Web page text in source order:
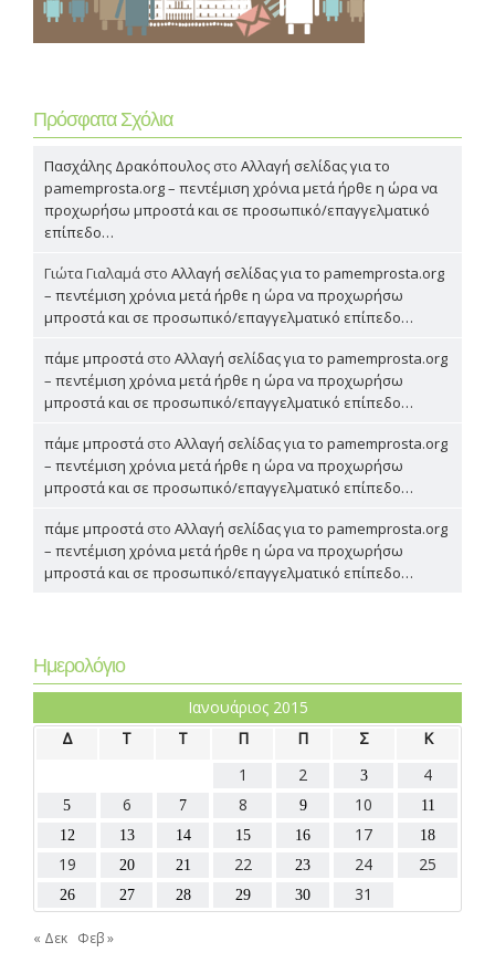
Πρόσφατα Σχόλια
Πασχάλης Δρακόπουλος στο Αλλαγή σελίδας για το
pamemprosta.org – πεντέμιση χρόνια μετά ήρθε η ώρα να
προχωρήσω μπροστά και σε προσωπικό/επαγγελματικό
επίπεδο…
Γιώτα Γιαλαμά στο Αλλαγή σελίδας για το pamemprosta.org
– πεντέμιση χρόνια μετά ήρθε η ώρα να προχωρήσω
μπροστά και σε προσωπικό/επαγγελματικό επίπεδο…
πάμε μπροστά στο Αλλαγή σελίδας για το pamemprosta.org
– πεντέμιση χρόνια μετά ήρθε η ώρα να προχωρήσω
μπροστά και σε προσωπικό/επαγγελματικό επίπεδο…
πάμε μπροστά στο Αλλαγή σελίδας για το pamemprosta.org
– πεντέμιση χρόνια μετά ήρθε η ώρα να προχωρήσω
μπροστά και σε προσωπικό/επαγγελματικό επίπεδο…
πάμε μπροστά στο Αλλαγή σελίδας για το pamemprosta.org
– πεντέμιση χρόνια μετά ήρθε η ώρα να προχωρήσω
μπροστά και σε προσωπικό/επαγγελματικό επίπεδο…
Ημερολόγιο
Ιανουάριος 2015
Δ
Τ Τ Π Π Σ
Κ
1
2 3 4
5 6 7 8 9 10
11
12
13 14 15 16 17 18
19 20 21 22 23 24 25
26 27 28 29 30 31
« Δεκ Φεβ »